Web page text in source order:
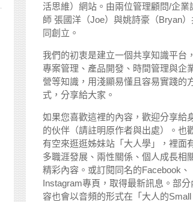
活思維）網站。由兩位管理顧問/企業
師 張國洋（Joe）與姚詩豪（Bryan）
同創立。
我們的初衷是建立一個共享知識平台
專案管理、產品開發、時間管理與企
營等知識，用淺顯易懂且容易實踐的
式，分享給大家。
如果您喜歡這裡的內容，歡迎分享給
的伙伴（請註明原作者與出處）。也
有空來逛逛姊妹站「大人學」，裡面
多職涯發展、兩性關係、個人成長相
精彩內容。或訂閱同名的Facebook、
Instagram專頁，取得最新訊息。部分
容也會以音頻的形式在「大人的Small